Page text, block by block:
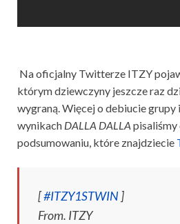
Na oficjalny Twitterze ITZY
którym dziewczyny jeszcze raz
wygraną. Więcej o debiucie grupy
wynikach DALLA DALLA pisaliśmy
podsumowaniu, które znajdziecie
[#ITZY1STWIN ]
From. ITZY